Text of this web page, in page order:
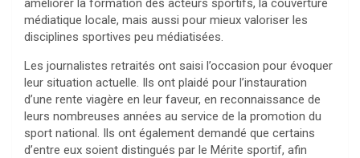
améliorer la formation des acteurs sportifs, la couverture
médiatique locale, mais aussi pour mieux valoriser les
disciplines sportives peu médiatisées.
Les journalistes retraités ont saisi l’occasion pour évoquer
leur situation actuelle. Ils ont plaidé pour l’instauration
d’une rente viagère en leur faveur, en reconnaissance de
leurs nombreuses années au service de la promotion du
sport national. Ils ont également demandé que certains
d’entre eux soient distingués par le Mérite sportif, afin